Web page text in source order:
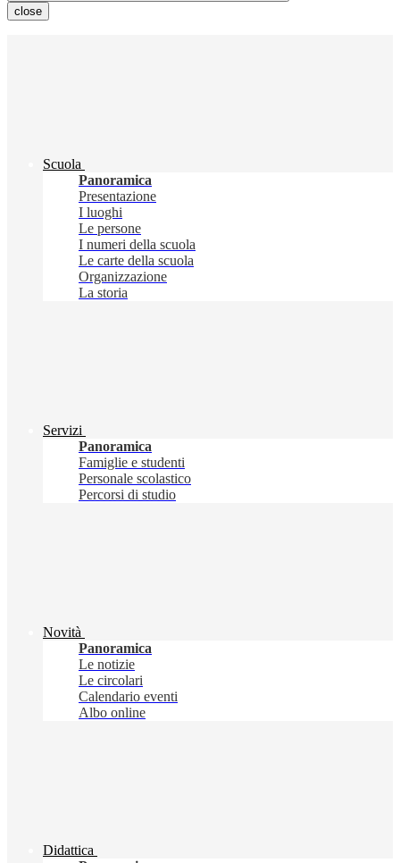
close
Scuola
Panoramica
Presentazione
I luoghi
Le persone
I numeri della scuola
Le carte della scuola
Organizzazione
La storia
Servizi
Panoramica
Famiglie e studenti
Personale scolastico
Percorsi di studio
Novità
Panoramica
Le notizie
Le circolari
Calendario eventi
Albo online
Didattica